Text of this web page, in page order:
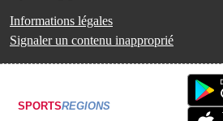
Informations légales
Signaler un contenu inapproprié
SPORTSREGIONS